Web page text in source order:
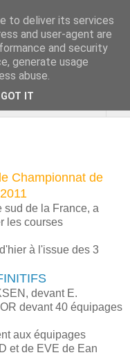
Championnat de
sud de la France, a
les courses
à l'issue des 3
devant E.
devant 40 équipages
aux équipages
et de EVE de Ean
to deliver its services
and user-agent are
and security
generate usage
abuse.
GOT IT